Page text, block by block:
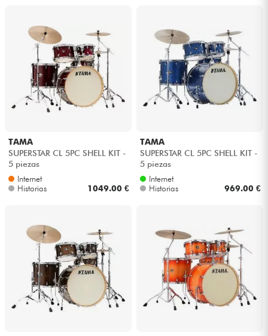
TAMA
SUPERSTAR CL 5PC SHELL KIT -
5 piezas
Internet
Historias
1049.00 €
TAMA
SUPERSTAR CL 5PC SHELL KIT -
5 piezas
Internet
Historias
969.00 €